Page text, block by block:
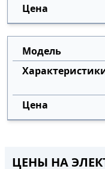
ЦЕНЫ НА